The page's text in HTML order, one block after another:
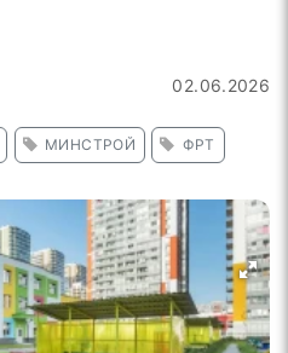
02.06.2026
МИНСТРОЙ ФРТ